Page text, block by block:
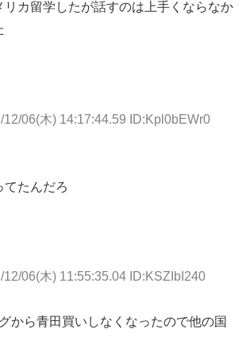
リカ留学したが話すのは上手くならなか
12/06(木) 14:17:44.59 ID:Kpl0bEWr0
てたんだろ
12/06(木) 11:55:35.04 ID:KSZIbI240
から青田買いしなくなったので他の国